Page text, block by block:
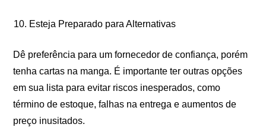
Esteja Preparado para Alternativas
Dê preferência para um fornecedor de confiança, porém
tenha cartas na manga. É importante ter outras opções
em sua lista para evitar riscos inesperados, como
término de estoque, falhas na entrega e aumentos de
preço inusitados.